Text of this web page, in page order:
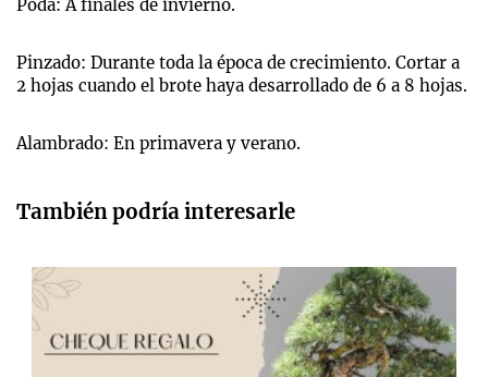
Poda: A finales de invierno.
Pinzado: Durante toda la época de crecimiento. Cortar a
2 hojas cuando el brote haya desarrollado de 6 a 8 hojas.
Alambrado: En primavera y verano.
También podría interesarle